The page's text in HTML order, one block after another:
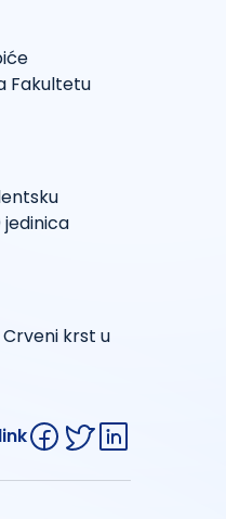
Fakultetu
krst u